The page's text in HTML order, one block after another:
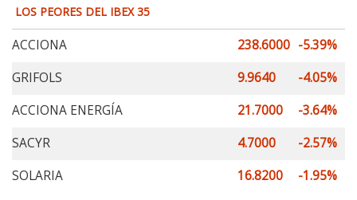
LOS PEORES DEL IBEX 35
ACCIONA 238.6000 -5.39%
GRIFOLS
9.9640
-4.05%
ACCIONA ENERGÍA
21.7000
-3.64%
SACYR
4.7000
-2.57%
SOLARIA
16.8200 -1.95%